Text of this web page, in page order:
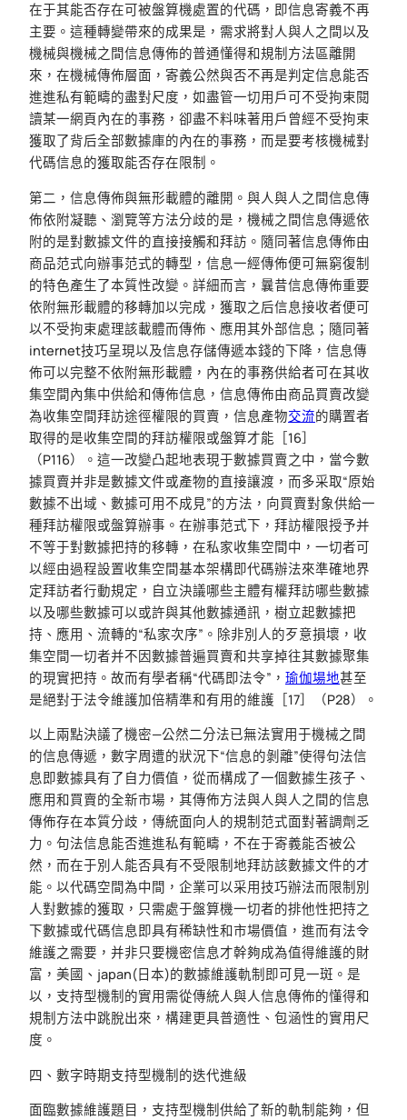
在于其能否存在可被盤算機處置的代碼，即信息寄義不再
主要。這種轉變帶來的成果是，需求將對人與人之間以及
機械與機械之間信息傳佈的普通懂得和規制方法區離開
來，在機械傳佈層面，寄義公然與否不再是判定信息能否
進進私有範疇的盡對尺度，如盡管一切用戶可不受拘束閱
讀某一網頁內在的事務，卻盡不料味著用戶曾經不受拘束
獲取了背后全部數據庫的內在的事務，而是要考核機械對
代碼信息的獲取能否存在限制。
第二，信息傳佈與無形載體的離開。與人與人之間信息傳
佈依附凝聽、瀏覽等方法分歧的是，機械之間信息傳遞依
附的是對數據文件的直接接觸和拜訪。隨同著信息傳佈由
商品范式向辦事范式的轉型，信息一經傳佈便可無窮復制
的特色產生了本質性改變。詳細而言，曩昔信息傳佈重要
依附無形載體的移轉加以完成，獲取之后信息接收者便可
以不受拘束處理該載體而傳佈、應用其外部信息；隨同著
internet技巧呈現以及信息存儲傳遞本錢的下降，信息傳
佈可以完整不依附無形載體，內在的事務供給者可在其收
集空間內集中供給和傳佈信息，信息傳佈由商品買賣改變
為收集空間拜訪途徑權限的買賣，信息產物交流的購置者
取得的是收集空間的拜訪權限或盤算才能［16］
（P116）。這一改變凸起地表現于數據買賣之中，當今數
據買賣并非是數據文件或產物的直接讓渡，而多采取“原始
數據不出域、數據可用不成見”的方法，向買賣對象供給一
種拜訪權限或盤算辦事。在辦事范式下，拜訪權限授予并
不等于對數據把持的移轉，在私家收集空間中，一切者可
以經由過程設置收集空間基本架構即代碼辦法來準確地界
定拜訪者行動規定，自立決議哪些主體有權拜訪哪些數據
以及哪些數據可以或許與其他數據通訊，樹立起數據把
持、應用、流轉的“私家次序”。除非別人的歹意損壞，收
集空間一切者并不因數據普遍買賣和共享掉往其數據聚集
的現實把持。故而有學者稱“代碼即法令”， 瑜伽場地甚至
是絕對于法令維護加倍精準和有用的維護［17］（P28）。
以上兩點決議了機密—公然二分法已無法實用于機械之間
的信息傳遞，數字周遭的狀況下“信息的剝離”使得句法信
息即數據具有了自力價值，從而構成了一個數據生孩子、
應用和買賣的全新市場，其傳佈方法與人與人之間的信息
傳佈存在本質分歧，傳統面向人的規制范式面對著調劑乏
力。句法信息能否進進私有範疇，不在于寄義能否被公
然，而在于別人能否具有不受限制地拜訪該數據文件的才
能。以代碼空間為中間，企業可以采用技巧辦法而限制別
人對數據的獲取，只需處于盤算機一切者的排他性把持之
下數據或代碼信息即具有稀缺性和市場價值，進而有法令
維護之需要，并非只要機密信息才幹夠成為值得維護的財
富，美國、japan(日本)的數據維護軌制即可見一斑。是
以，支持型機制的實用需從傳統人與人信息傳佈的懂得和
規制方法中跳脫出來，構建更具普適性、包涵性的實用尺
度。
四、數字時期支持型機制的迭代進級
面臨數據維護題目，支持型機制供給了新的軌制能夠，但